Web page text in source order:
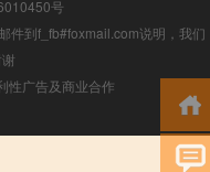
号
件到f_fb#foxmail.com说明，我们
性广告及商业合作